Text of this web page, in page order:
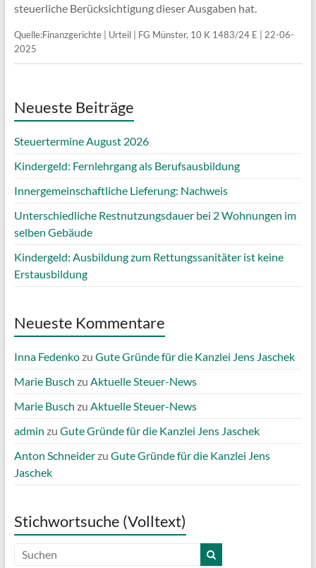
steuerliche Berücksichtigung dieser Ausgaben hat.
Quelle:Finanzgerichte | Urteil | FG Münster, 10 K 1483/24 E | 22-06-
2025
Neueste Beiträge
Steuertermine August 2026
Kindergeld: Fernlehrgang als Berufsausbildung
Innergemeinschaftliche Lieferung: Nachweis
Unterschiedliche Restnutzungsdauer bei 2 Wohnungen im
selben Gebäude
Kindergeld: Ausbildung zum Rettungssanitäter ist keine
Erstausbildung
Neueste Kommentare
Inna Fedenkozu Gute Gründe für die Kanzlei Jens Jaschek
Marie Busch zu Aktuelle Steuer-News
Marie Busch zu Aktuelle Steuer-News
admin zu Gute Gründe für die Kanzlei Jens Jaschek
Anton Schneiderzu Gute Gründe für die Kanzlei Jens
Jaschek
Stichwortsuche (Volltext)